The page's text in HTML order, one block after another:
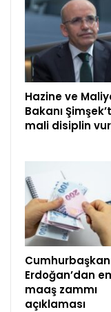
Hazine ve
Bakanı
mali disiplin
Erdoğan’dan
maaş zammı
açıklaması